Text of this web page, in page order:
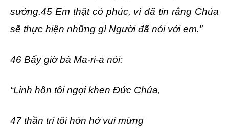
sướng.45 Em thật có phúc, vì đã tin rằng Chúa
sẽ thực hiện những gì Người đã nói với em.”
46 Bấy giờ bà Ma-ri-a nói:
“Linh hồn tôi ngợi khen Đức Chúa,
47 thần trí tôi hớn hở vui mừng